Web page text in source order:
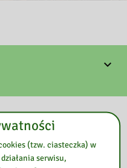
(tzw. ciasteczka) w
serwisu,